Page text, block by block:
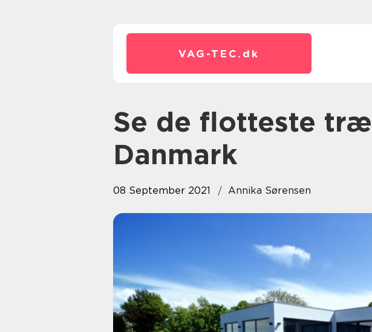
VAG-TEC. dk
Se de flotteste træterrasser i
Danmark
08 September 2021 Annika Sørensen